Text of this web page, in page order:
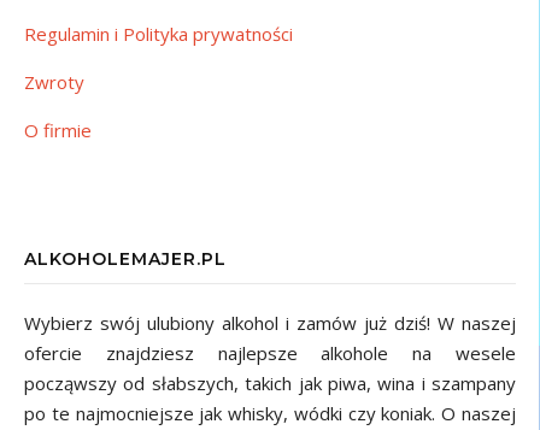
Regulamin i Polityka prywatności
Zwroty
O firmie
ALKOHOLEMAJER.PL
Wybierz swój ulubiony alkohol i zamów już dziś! W naszej
ofercie znajdziesz najlepsze alkohole na wesele
począwszy od słabszych, takich jak piwa, wina i szampany
po te najmocniejsze jak whisky, wódki czy koniak. O naszej